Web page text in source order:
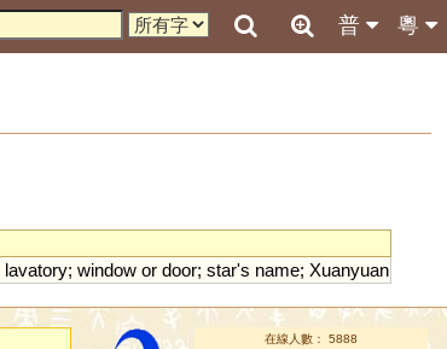
粵
普
lavatory; window or door; star's name; Xuanyuan
在線人數： 5888